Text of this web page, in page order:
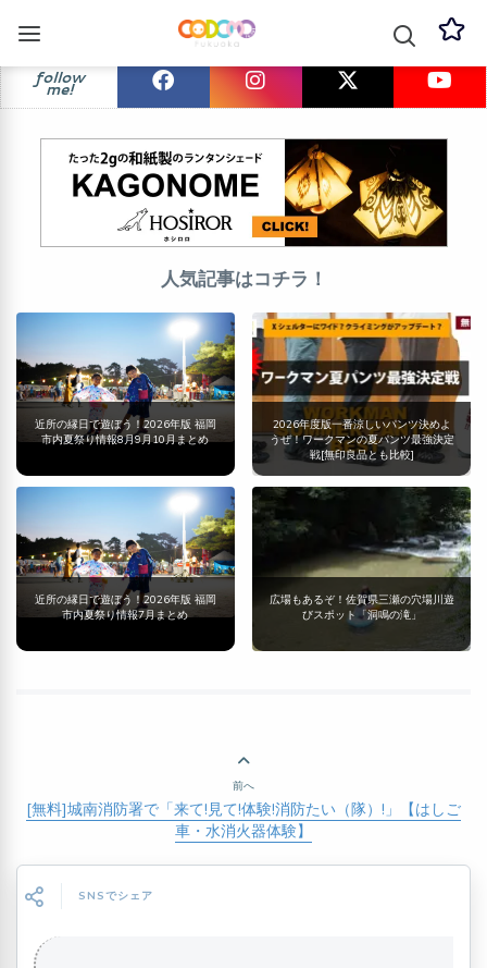
follow
me!
人気記事はコチラ！
近所の縁日で遊ぼう！2026年版 福岡
市内夏祭り情報8月9月10月まとめ
2026年度版一番涼しいパンツ決めよ
うぜ！ワークマンの夏パンツ最強決定
戦[無印良品とも比較]
近所の縁日で遊ぼう！2026年版 福岡
市内夏祭り情報7月まとめ
広場もあるぞ！佐賀県三瀬の穴場川遊
びスポット「洞鳴の滝」
前へ
[無料]城南消防署で「来て!見て!体験!消防たい（隊）!」【はしご
車・水消火器体験】
SNSでシェア